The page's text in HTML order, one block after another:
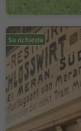
Su richiesta